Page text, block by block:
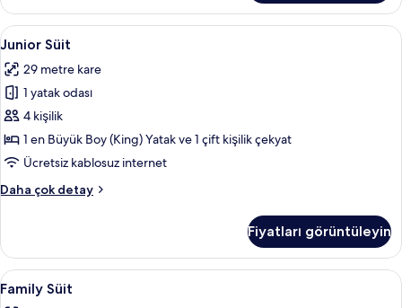
Şehir
Manzaralı
hakkında
fazla
detay
Junior
Süit
için
tüm
fotoğrafları
görün
Junior Süit | Mısır pamuklu çarşaf
13
Junior Süit
29 metre kare
1 yatak odası
4 kişilik
1 en Büyük Boy (King) Yatak ve 1 çift kişilik çekyat
Ücretsiz kablosuz internet
Daha çok detay
Junior
fazla
detay
Fiyatları görüntüleyin
Family
Süit
Mısır pamuklu çarşaf takımı, kaliteli
14
Family Süit